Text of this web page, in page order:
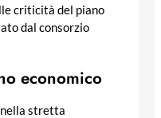
criticità del piano
dal consorzio
economico
stretta